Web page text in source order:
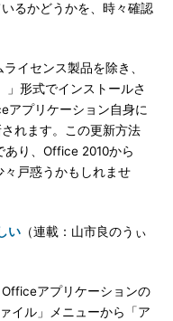
るかどうかを、時々確認
イセンス製品を除き、
」形式でインストールさ
アプリケーション自身に
れます。この更新方法
り、Office 2010から
戸惑うかもしれませ
い （連載：山市良のうぃ
アプリケーションの
イル」メニューから「ア